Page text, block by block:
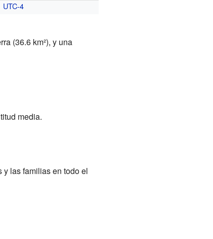
UTC-4
(36.6 km²), y una
media.
las familias en todo el